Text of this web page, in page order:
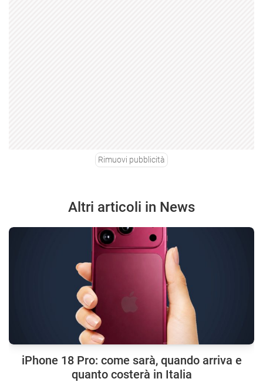
Rimuovi pubblicità
Altri articoli in News
iPhone 18 Pro: come sarà, quando arriva e
quanto costerà in Italia